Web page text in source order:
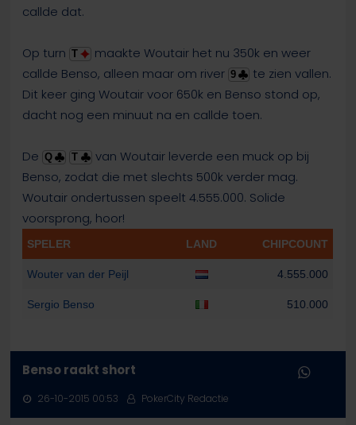
callde dat.
Op turn T
maakte Woutair het nu 350k en weer
callde Benso, alleen maar om river 9
te zien vallen.
Dit keer ging Woutair voor 650k en Benso stond op,
dacht nog een minuut na en callde toen.
De Q T
van Woutair leverde een muck op bij
Benso, zodat die met slechts 500k verder mag.
Woutair ondertussen speelt 4.555.000. Solide
voorsprong, hoor!
SPELER LAND CHIPCOUNT
Wouter van der Peijl 4.555.000
Sergio Benso 510.000
Benso raakt short
26-10-2015 00:53 PokerCity Redactie